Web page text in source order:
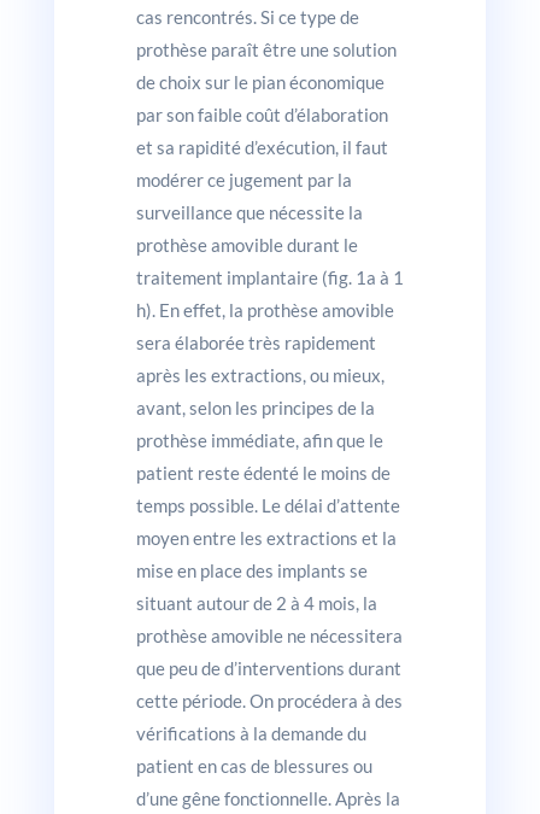
cas rencontrés. Si ce type de
prothèse paraît être une solution
de choix sur le pian économique
par son faible coût d’élaboration
et sa rapidité d’exécution, il faut
modérer ce jugement par la
surveillance que nécessite la
prothèse amovible durant le
traitement implantaire (fig. 1a à 1
h). En effet, la prothèse amovible
sera élaborée très rapidement
après les extractions, ou mieux,
avant, selon les principes de la
prothèse immédiate, afin que le
patient reste édenté le moins de
temps possible. Le délai d’attente
moyen entre les extractions et la
mise en place des implants se
situant autour de 2 à 4 mois, la
prothèse amovible ne nécessitera
que peu de d’interventions durant
cette période. On procédera à des
vérifications à la demande du
patient en cas de blessures ou
d’une gêne fonctionnelle. Après la